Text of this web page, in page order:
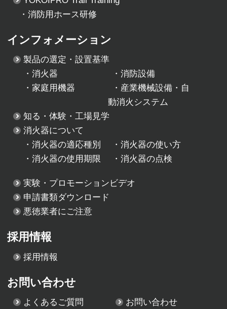
・消防用ホース研修
インフォメーション
製品の選定・設置基準
・消火器 ・ 消防設備
・ 家庭用機器 ・ 産業機械設備・自
動消火システム
知る・体験・工場見学
消火器について
・消火器の適応種別 ・ 消火器の使い方
・消火器の使用期限 ・ 消火器の点検
実験・プロモーションビデオ
申請書類ダウンロード
悪徳業者にご注意
採用情報
採用情報
お問い合わせ
よくあるご質問
お問い合わせ